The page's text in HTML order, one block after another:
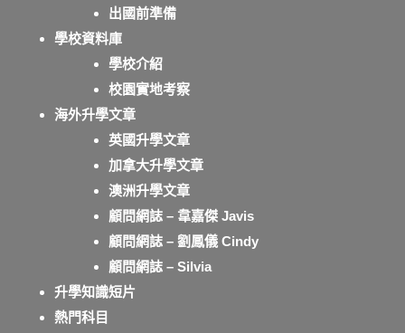
出國前準備
學校資料庫
學校介紹
校園實地考察
海外升學文章
英國升學文章
加拿大升學文章
澳洲升學文章
顧問網誌 – 韋嘉傑 Javis
顧問網誌 – 劉鳳儀 Cindy
顧問網誌 – Silvia
升學知識短片
熱門科目